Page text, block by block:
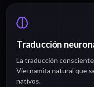
Traducción
La traducción
Vietnamita natural que
nativos.